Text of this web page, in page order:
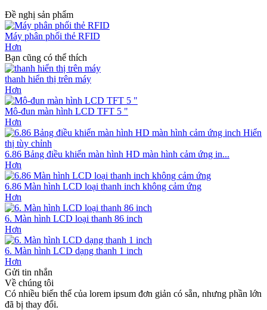
Đề nghị sản phẩm
Máy phân phối thẻ RFID
Hơn
Bạn cũng có thể thích
thanh hiển thị trên máy
Hơn
Mô-đun màn hình LCD TFT 5 "
Hơn
6.86 Bảng điều khiển màn hình HD màn hình cảm ứng in...
Hơn
6.86 Màn hình LCD loại thanh inch không cảm ứng
Hơn
6. Màn hình LCD loại thanh 86 inch
Hơn
6. Màn hình LCD dạng thanh 1 inch
Hơn
Gửi tin nhắn
Về chúng tôi
Có nhiều biến thể của lorem ipsum đơn giản có sẵn, nhưng phần lớn
đã bị thay đổi.